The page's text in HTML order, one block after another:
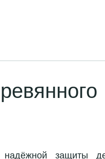
надёжной защиты